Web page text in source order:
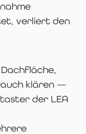
verliert den
Dachfläche,
klären —
der LEA